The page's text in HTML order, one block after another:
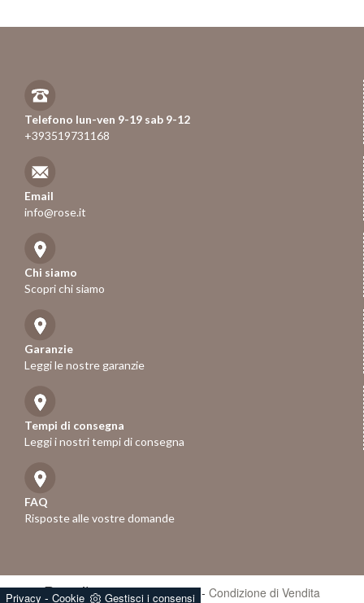
Telefono lun-ven 9-19 sab 9-12
+393519731168
Email
info@rose.it
Chi siamo
Scopri chi siamo
Garanzie
Leggi le nostre garanzie
Tempi di consegna
Leggi i nostri tempi di consegna
FAQ
Risposte alle vostre domande
Rose.it- P.iva 01247670258 - Condizione di Vendita
Privacy - Cookie Gestisci i consensi